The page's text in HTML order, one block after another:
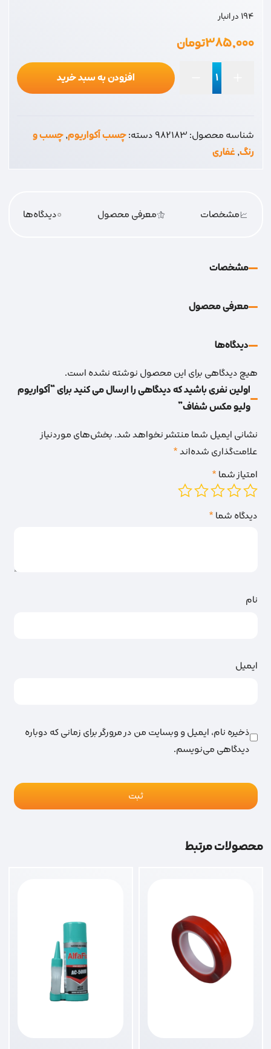
194 در انبار
۳۸۵,۰۰۰تومان
شفاف
عدد
افزودن به سبد خرید
شناسه محصول:982183دسته:چسب آکواریوم,چسب و
رنگ,غفاری
مشخصات معرفی محصول 0دیدگاه‌‌ها
مشخصات
معرفی محصول
دیدگاه‌‌ها
هیچ دیدگاهی برای این محصول نوشته نشده است.
اولین نفری باشید که دیدگاهی را ارسال می کنید برای “آکواریوم
ولیو مکس شفاف”
نشانی ایمیل شما منتشر نخواهد شد.بخش‌های موردنیاز
علامت‌گذاری شده‌اند*
امتیاز شما*
دیدگاه شما*
نام
ایمیل
ذخیره نام، ایمیل و وبسایت من در مرورگر برای زمانی که دوباره
دیدگاهی می‌نویسم.
محصولات مرتبط